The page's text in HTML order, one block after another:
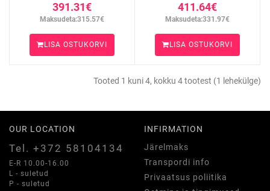
391.31€
Maksudeta:315.57€
LISA OSTUKORVI
411.64€
Maksudeta:331.97€
LISA OSTUKORVI
Tooted 1 kuni 4, kokku 4 tootest (1 lehekülge)
OUR LOCATION
Tel. +372 58104134
E-R 10.00-16.00
L - suletud
P - suletud
INFIRMATION
Järelmaks
Transpordi info
Privaatsus poliitika